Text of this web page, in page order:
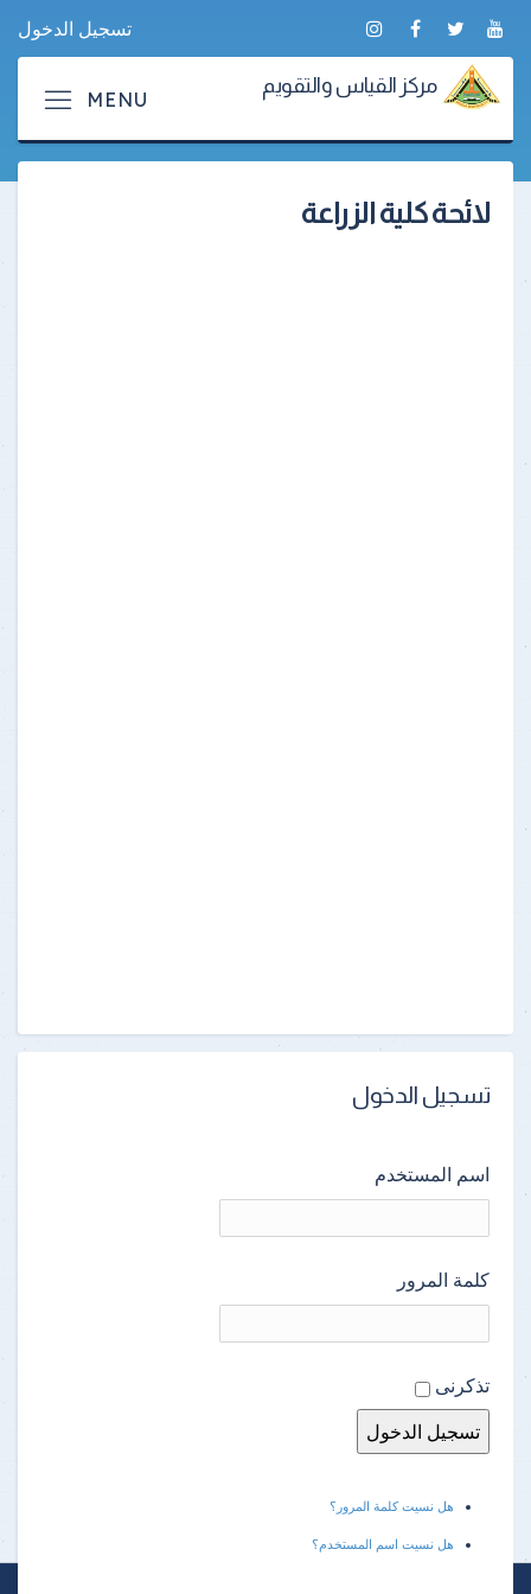
تسجيل الدخول
مركز القياس والتقويم
لائحة كلية الزراعة
تسجيل الدخول
اسم المستخدم
كلمة المرور
تذكرنى
هل نسيت كلمة المرور؟
هل نسيت اسم المستخدم؟